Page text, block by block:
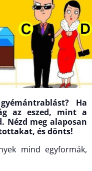
Ha
az eszed, mint a
Nézd meg alaposan
és dönts!
mind egyformák,